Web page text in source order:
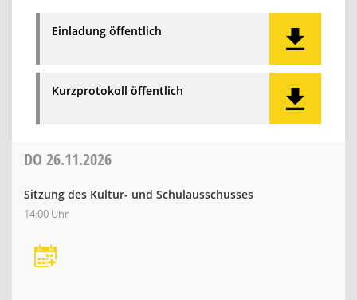
Einladung öffentlich
Kurzprotokoll öffentlich
DO 26.11.2026
Sitzung des Kultur- und Schulausschusses
14:00 Uhr